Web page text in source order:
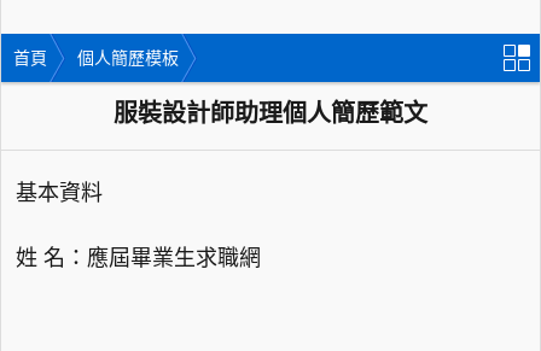
首頁 個人簡歷模板
服裝設計師助理個人簡歷範文
基本資料
姓 名：應屆畢業生求職網